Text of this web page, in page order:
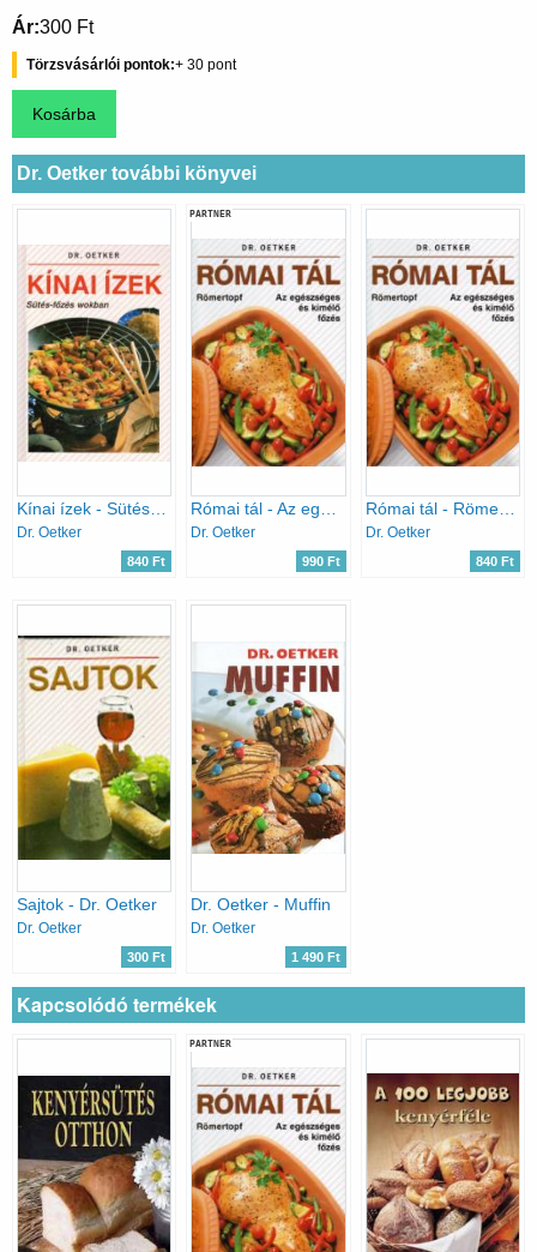
Ár 300 Ft
Törzsvásárlói pontok 30
Dr. Oetker további könyvei
Dr. Oetker
840 Ft
PARTNER
Dr. Oetker
990 Ft
Római tál - Römertopf, az egészséges és kímélő főzés
Dr. Oetker
840 Ft
Sajtok - Dr. Oetker
Dr. Oetker
300 Ft
Dr. Oetker - Muffin
Dr. Oetker
1 490 Ft
Kapcsolódó termékek
PARTNER